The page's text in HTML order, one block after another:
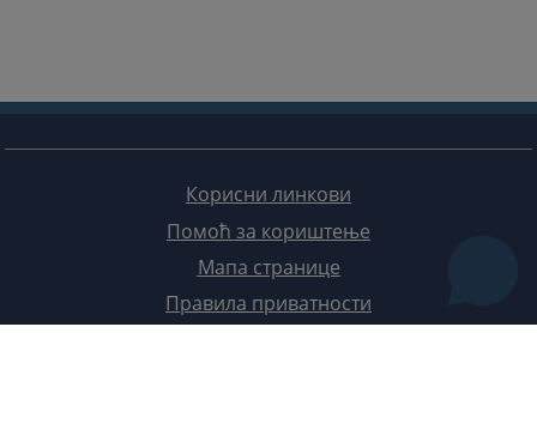
Корисни линкови
Помоћ за кориштење
Мапа странице
Правила приватности